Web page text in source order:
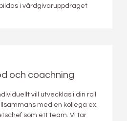
i vårdgivaruppdraget
och coachning
vill utvecklas i din roll
med en kollega ex.
som ett team. Vi tar